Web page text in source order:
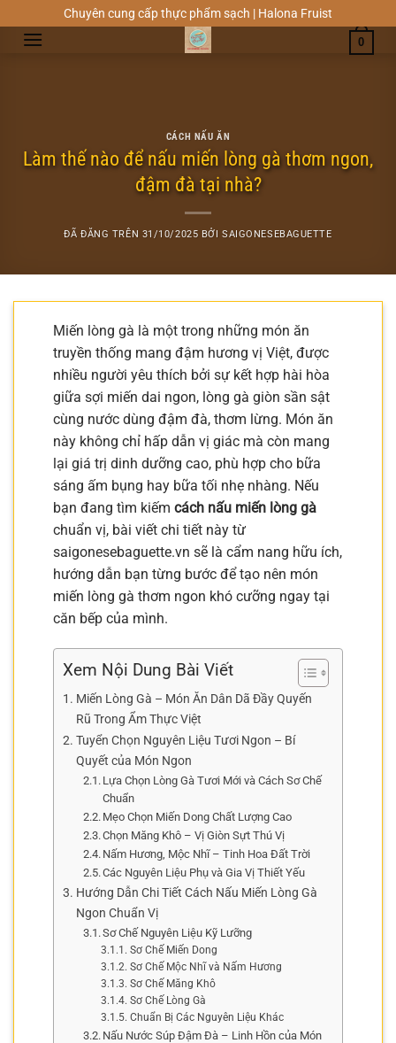
đến
Chuyên cung cấp thực phẩm sạch | Halona Fruist
0
CÁCH NẤU ĂN
Làm thế nào để nấu miến lòng gà thơm ngon,
đậm đà tại nhà?
ĐÃ ĐĂNG TRÊN 31/10/2025 BỞISAIGONESEBAGUETTE
Miến lòng gà là một trong những món ăn
truyền thống mang đậm hương vị Việt, được
nhiều người yêu thích bởi sự kết hợp hài hòa
giữa sợi miến dai ngon, lòng gà giòn sần sật
cùng nước dùng đậm đà, thơm lừng. Món ăn
này không chỉ hấp dẫn vị giác mà còn mang
lại giá trị dinh dưỡng cao, phù hợp cho bữa
sáng ấm bụng hay bữa tối nhẹ nhàng. Nếu
bạn đang tìm kiếm cách nấu miến lòng gà
chuẩn vị, bài viết chi tiết này từ
saigonesebaguette.vn sẽ là cẩm nang hữu ích,
hướng dẫn bạn từng bước để tạo nên món
miến lòng gà thơm ngon khó cưỡng ngay tại
căn bếp của mình.
Xem Nội Dung Bài Viết
Miến Lòng Gà – Món Ăn Dân Dã Đầy Quyến
Rũ Trong Ẩm Thực Việt
Tuyển Chọn Nguyên Liệu Tươi Ngon – Bí
Quyết của Món Ngon
Lựa Chọn Lòng Gà Tươi Mới và Cách Sơ Chế
Chuẩn
Mẹo Chọn Miến Dong Chất Lượng Cao
Chọn Măng Khô – Vị Giòn Sựt Thú Vị
Nấm Hương, Mộc Nhĩ – Tinh Hoa Đất Trời
Các Nguyên Liệu Phụ và Gia Vị Thiết Yếu
Hướng Dẫn Chi Tiết Cách Nấu Miến Lòng Gà
Ngon Chuẩn Vị
Sơ Chế Nguyên Liệu Kỹ Lưỡng
Sơ Chế Miến Dong
Sơ Chế Mộc Nhĩ và Nấm Hương
Sơ Chế Măng Khô
Sơ Chế Lòng Gà
Chuẩn Bị Các Nguyên Liệu Khác
Nấu Nước Súp Đậm Đà – Linh Hồn của Món